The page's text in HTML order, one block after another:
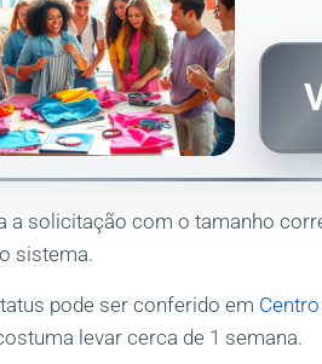
a solicitação com o tamanho
sistema.
pode ser conferido em
levar cerca de 1 semana.